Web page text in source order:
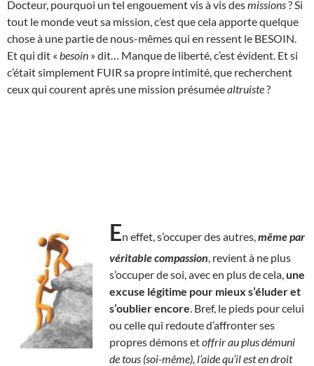
Docteur, pourquoi un tel engouement vis à vis desmissions? Si
tout le monde veut sa mission, c’est que cela apporte quelque
chose à une partie de nous-mêmes qui en ressent le BESOIN.
Et qui dit « besoin » dit… Manque de liberté, c’est évident. Et si
c’était simplement FUIR sa propre intimité, que recherchent
ceux qui courent après une mission présuméealtruiste?
En effet, s’occuper des autres, même par
véritable compassion , revient à ne plus
s’occuper de soi, avec en plus de cela, une
excuse légitime pour mieux s’éluder et
s’oublier encore . Bref, le pieds pour celui
ou celle qui redoute d’affronter ses
propres démons etoffrir au plus démuni
de tous (soi-même), l’aide qu’il est en droit